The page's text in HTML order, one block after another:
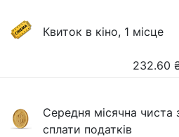
Квиток в кіно, 1 місце
232.60
Середня місячна чиста
сплати податків